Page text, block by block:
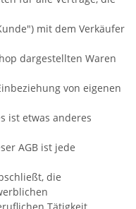
mit dem Verkäufer
dargestellten Waren
von eigenen
ist etwas anderes
AGB ist jede
die